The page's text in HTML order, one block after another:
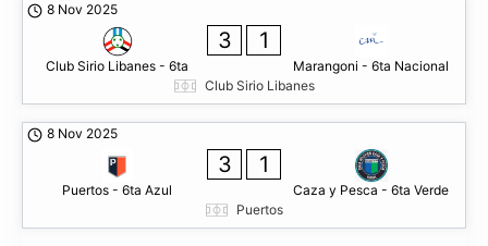
8 Nov 2025
Club Sirio Libanes - 6ta
3 1
Marangoni - 6ta Nacional
Club Sirio Libanes
8 Nov 2025
Puertos - 6ta Azul
3 1
Caza y Pesca - 6ta Verde
Puertos